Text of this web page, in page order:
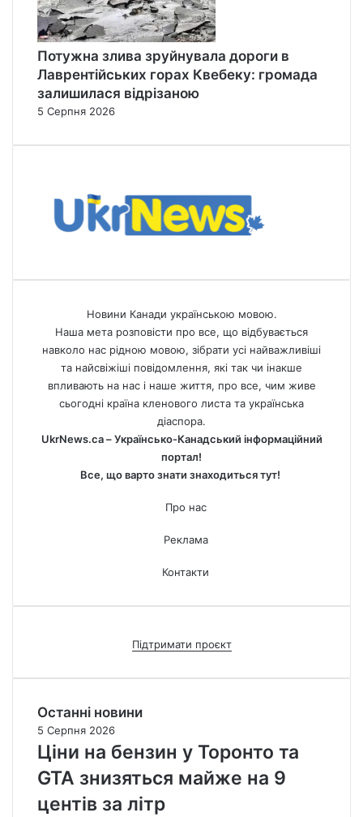
Потужна злива зруйнувала дороги в
Лаврентійських горах Квебеку: громада
залишилася відрізаною
5 Серпня 2026
Новини Канади українською мовою.
Наша мета розповісти про все, що відбувається
навколо нас рідною мовою, зібрати усі найважливіші
та найсвіжіші повідомлення, які так чи інакше
впливають на нас і наше життя, про все, чим живе
сьогодні країна кленового листа та українська
діаспора.
UkrNews.ca – Українсько-Канадський інформаційний
портал!
Все, що варто знати знаходиться тут!
Про нас
Реклама
Контакти
Підтримати проєкт
Останні новини
5 Серпня 2026
Ціни на бензин у Торонто та
GTA знизяться майже на 9
центів за літр